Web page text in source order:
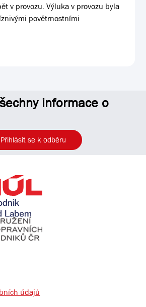
v provozu. Výluka v provozu byla
povětrnostními
informace o
Přihlásit se k odběru
údajů